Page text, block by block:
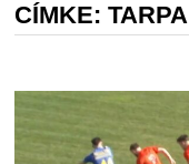
CÍMKE: TARPA